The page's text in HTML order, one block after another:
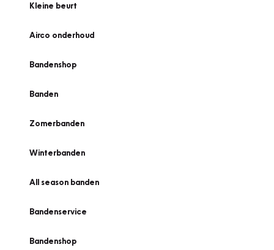
Kleine beurt
Airco onderhoud
Bandenshop
Banden
Zomerbanden
Winterbanden
All season banden
Bandenservice
Bandenshop